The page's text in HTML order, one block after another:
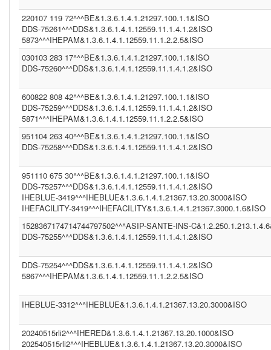
DDS (1.3.6.1.4.1.12559.11.1.4.2.4)
IHEBLUE2 (1.3.6.1.4.1.21367.13.20.3001)
SER (1.3.6.1.4.1.21367.2011.2.5.5563)
INFNITTG (1.3.6.1.4.1.21367.2005.13.20.3000)
(1.3.6.1.4.1.21367.2011.2.5.5523)
(1.3.6.1.4.1.21367.13.20.1000)
220107 119 72^^^BE&1.3.6.1.4.1.21297.100.1.1&ISO
DDS-75261^^^DDS&1.3.6.1.4.1.12559.11.1.4.1.2&ISO
5873^^^IHEPAM&1.3.6.1.4.1.12559.11.1.2.2.5&ISO
030103 283 17^^^BE&1.3.6.1.4.1.21297.100.1.1&ISO
DDS-75260^^^DDS&1.3.6.1.4.1.12559.11.1.4.1.2&ISO
600822 808 42^^^BE&1.3.6.1.4.1.21297.100.1.1&ISO
DDS-75259^^^DDS&1.3.6.1.4.1.12559.11.1.4.1.2&ISO
5871^^^IHEPAM&1.3.6.1.4.1.12559.11.1.2.2.5&ISO
951104 263 40^^^BE&1.3.6.1.4.1.21297.100.1.1&ISO
DDS-75258^^^DDS&1.3.6.1.4.1.12559.11.1.4.1.2&ISO
951110 675 30^^^BE&1.3.6.1.4.1.21297.100.1.1&ISO
DDS-75257^^^DDS&1.3.6.1.4.1.12559.11.1.4.1.2&ISO
IHEBLUE-3419^^^IHEBLUE&1.3.6.1.4.1.21367.13.20.3000&ISO
IHEFACILITY-3419^^^IHEFACILITY&1.3.6.1.4.1.21367.3000.1.6&ISO
1528367174714744797502^^^ASIP-SANTE-INS-
DDS-75255^^^DDS&1.3.6.1.4.1.12559.11.1.4.1.2&ISO
DDS-75254^^^DDS&1.3.6.1.4.1.12559.11.1.4.1.2&ISO
5867^^^IHEPAM&1.3.6.1.4.1.12559.11.1.2.2.5&ISO
IHEBLUE-3312^^^IHEBLUE&1.3.6.1.4.1.21367.13.20.3000&ISO
20240515rli2^^^IHERED&1.3.6.1.4.1.21367.13.20.1000&ISO
202540515rli2^^^IHEBLUE&1.3.6.1.4.1.21367.13.20.3000&ISO